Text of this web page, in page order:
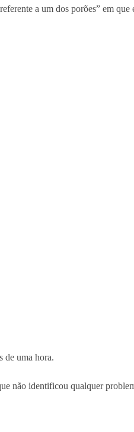
a um dos porões” em
de uma hora.
não identificou qualquer